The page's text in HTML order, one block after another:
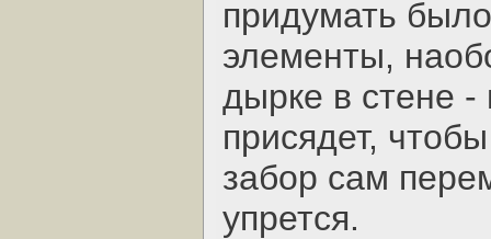
придумать
элементы,
дырке в стене -
присядет,
забор сам
упрется.